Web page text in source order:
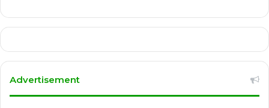
Advertisement